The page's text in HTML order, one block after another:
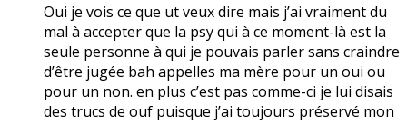
Oui je vois ce que ut veux dire mais j’ai vraiment du
mal à accepter que la psy qui à ce moment-là est la
seule personne à qui je pouvais parler sans craindre
d’être jugée bah appelles ma mère pour un oui ou
pour un non. en plus c’est pas comme-ci je lui disais
des trucs de ouf puisque j’ai toujours préservé mon